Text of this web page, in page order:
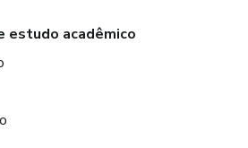
estudo acadêmico